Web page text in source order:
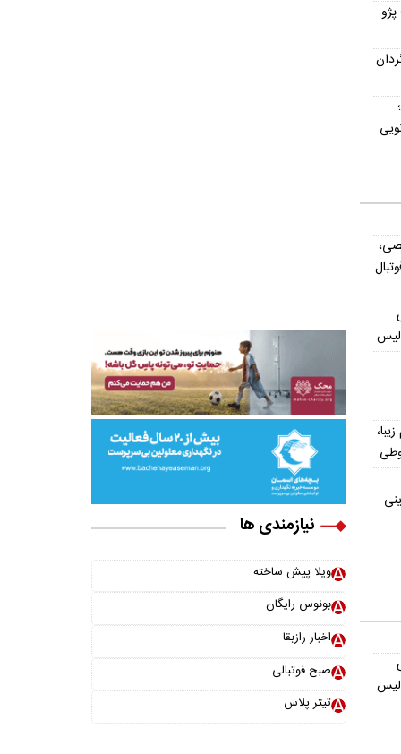
۳۰۰ اسم زیبا،
نیازمندی ها
ویلا پیش ساخته
بونوس رایگان
اخبار رازبقا
صبح فوتبالی
تیتر پلاس